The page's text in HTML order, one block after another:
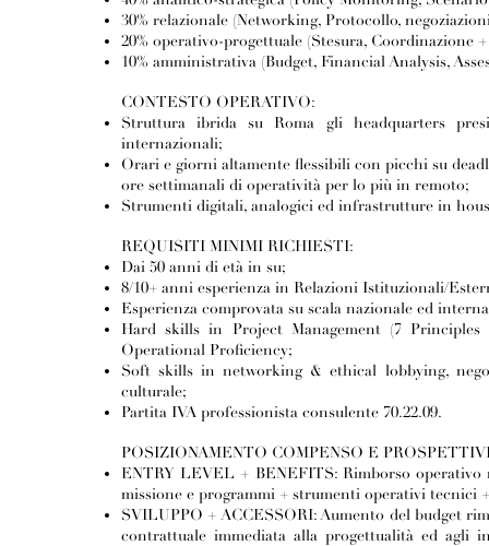
30% relazionale (Networking, Protocollo,
20% operativo-progettuale (Stesura, Coordinazione
10% amministrativa (Budget, Financial Analysis,
CONTESTO OPERATIVO:
Struttura ibrida su Roma gli headquarters
internazionali;
Orari e giorni altamente flessibili con picchi su
ore settimanali di operatività per lo più in remoto;
Strumenti digitali, analogici ed infrastrutture in
REQUISITI MINIMI RICHIESTI:
Dai 50 anni di età in su;
8/10+ anni esperienza in Relazioni Istituzionali/
Esperienza comprovata su scala nazionale ed
Hard skills in Project Management (7
Operational Proficiency;
Soft skills in networking & ethical lobbying,
culturale;
Partita IVA professionista consulente 70.22.09.
POSIZIONAMENTO COMPENSO E
ENTRY LEVEL + BENEFITS: Rimborso
missione e programmi + strumenti operativi tecnici
SVILUPPO + ACCESSORI: Aumento del budget
contrattuale immediata alla progettualità ed agli